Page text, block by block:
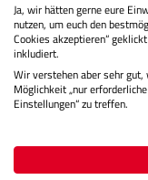
Ja, wir hätten gerne eure
nutzen, um euch den
Cookies akzeptieren“
inkludiert.
Wir verstehen aber sehr
Möglichkeit „nur
Einstellungen“ zu treffen.